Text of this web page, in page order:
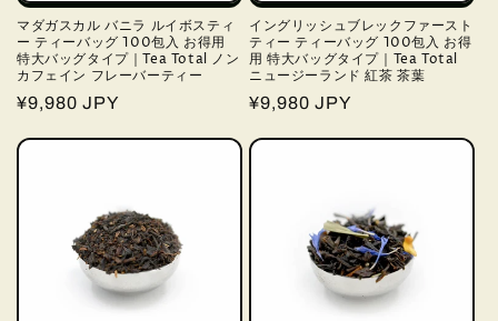
マダガスカル バニラ ルイボスティ
ー ティーバッグ 100包入 お得用
特大バッグタイプ｜Tea Total ノン
カフェイン フレーバーティー
通
価
¥9,980 JPY
イングリッシュブレックファースト
ティー ティーバッグ 100包入 お得
用 特大バッグタイプ｜Tea Total
ニュージーランド 紅茶 茶葉
通
価
¥9,980 JPY